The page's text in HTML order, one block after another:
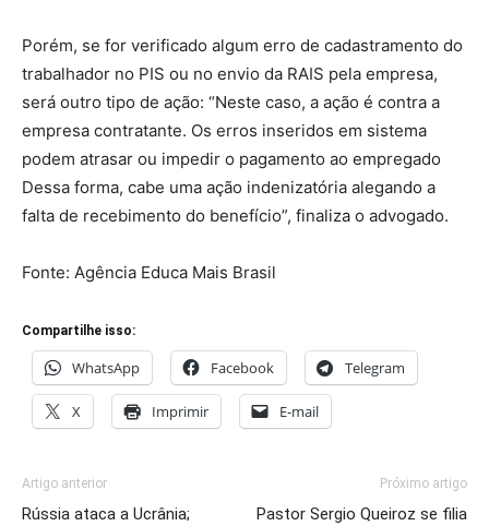
Porém, se for verificado algum erro de cadastramento do
trabalhador no PIS ou no envio da RAIS pela empresa,
será outro tipo de ação: “Neste caso, a ação é contra a
empresa contratante. Os erros inseridos em sistema
podem atrasar ou impedir o pagamento ao empregado
Dessa forma, cabe uma ação indenizatória alegando a
falta de recebimento do benefício”, finaliza o advogado.
Fonte: Agência Educa Mais Brasil
Compartilhe isso:
WhatsApp Facebook Telegram
X Imprimir E-mail
Artigo anterior
Rússia ataca a Ucrânia;
Próximo artigo
Pastor Sergio Queiroz se filia